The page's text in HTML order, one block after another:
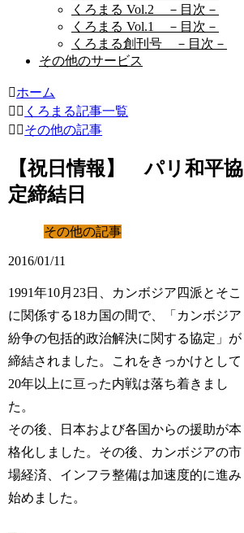
くろまる Vol.2 －目次－
くろまる Vol.1 －目次－
くろまる創刊号 －目次－
その他のサービス
ホーム
くろまる記事一覧
その他の記事
【祝日情報】 パリ和平協
定締結日
その他の記事
2016/01/11
1991年10月23日、カンボジア四派とそこ
に関係する18カ国の間で、「カンボジア
紛争の包括的政治解決に関する協定」が
締結されました。これをきっかけとして
20年以上に亘った内戦は落ち着きまし
た。
その後、日本および各国からの援助が本
格化しました。その後、カンボジアの市
場経済、インフラ整備は加速度的に進み
始めました。